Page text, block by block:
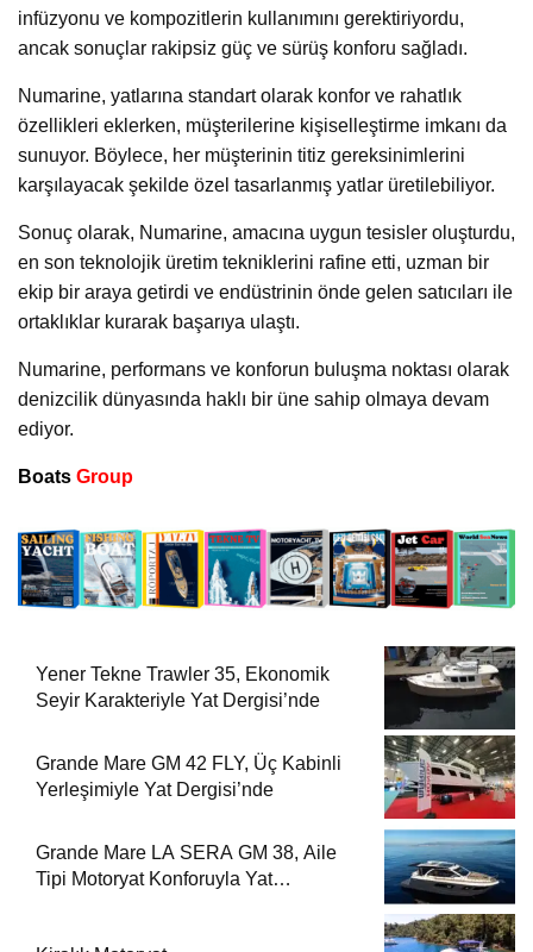
infüzyonu ve kompozitlerin kullanımını gerektiriyordu,
ancak sonuçlar rakipsiz güç ve sürüş konforu sağladı.
Numarine, yatlarına standart olarak konfor ve rahatlık
özellikleri eklerken, müşterilerine kişiselleştirme imkanı da
sunuyor. Böylece, her müşterinin titiz gereksinimlerini
karşılayacak şekilde özel tasarlanmış yatlar üretilebiliyor.
Sonuç olarak, Numarine, amacına uygun tesisler oluşturdu,
en son teknolojik üretim tekniklerini rafine etti, uzman bir
ekip bir araya getirdi ve endüstrinin önde gelen satıcıları ile
ortaklıklar kurarak başarıya ulaştı.
Numarine, performans ve konforun buluşma noktası olarak
denizcilik dünyasında haklı bir üne sahip olmaya devam
ediyor.
Boats Group
Yener Tekne Trawler 35, Ekonomik
Seyir Karakteriyle Yat Dergisi’nde
Grande Mare GM 42 FLY, Üç Kabinli
Yerleşimiyle Yat Dergisi’nde
Grande Mare LA SERA GM 38, Aile
Tipi Motoryat Konforuyla Yat